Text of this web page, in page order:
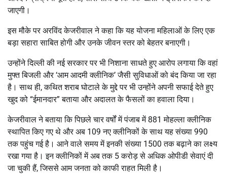
जाएगी।
इस मौके परअरविंद केजरीवालने कहा कि यह योजना महिलाओं के लिए एक
बड़ा सहारा साबित होगी और उनके जीवन स्तर को बेहतर बनाएगी।
उन्होंने दिल्ली की नई सरकार पर भी निशाना साधते हुए आरोप लगाया कि वहां
मुफ्त बिजली और ‘आम आदमी क्लीनिक’ जैसी सुविधाओं को बंद किया जा रहा
है। साथ ही, कथित शराब घोटाले के मुद्दे पर भी उन्होंने अपनी सफाई देते हुए
खुद को “ईमानदार” बताया और अदालत के फैसलों का हवाला दिया।
केजरीवाल ने बताया कि पिछले चार वर्षों में पंजाब में 881 मोहल्ला क्लीनिक
स्थापित किए गए थे और अब 109 नए क्लीनिकों के साथ यह संख्या 990
तक पहुंच गई है। आने वाले समय में इनकी संख्या 1500 तक बढ़ाने का लक्ष्य
रखा गया है। इन क्लीनिकों में अब तक 5 करोड़ से अधिक ओपीडी सेवाएं दी
जा चुकी हैं, जिससे आम जनता को काफी राहत मिली है।